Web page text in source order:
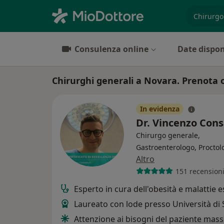
Consulenza online Date
Chirurghi generali a Novara. Prenota
In evidenza
Dr. Vincenzo
Chirurgo generale,
Gastroenterologo,
Altro
151 recensioni
Esperto in cura dell'obesità e malattie
Laureato con lode presso Università di
Attenzione ai bisogni del paziente